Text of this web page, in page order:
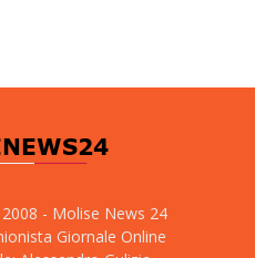
- Molise News 24
Giornale Online